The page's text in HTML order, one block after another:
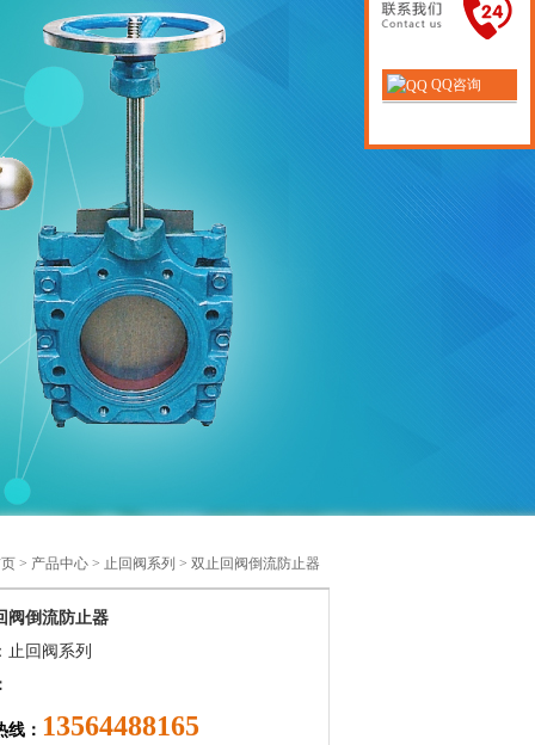
> 产品中心 > 止回阀系列 > 双止回阀倒流防止器
阀倒流防止器
止回阀系列
线： 13564488165
QQ咨询